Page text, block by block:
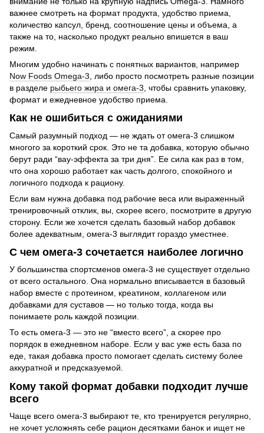
важнее смотреть на формат продукта, удобство приема,
количество капсул, бренд, соотношение цены и объема, а
также на то, насколько продукт реально впишется в ваш
режим.
Многим удобно начинать с понятных вариантов, например
Now Foods Omega-3, либо просто посмотреть разные позиции
в разделе рыбьего жира и омега-3, чтобы сравнить упаковку,
формат и ежедневное удобство приема.
Как не ошибиться с ожиданиями
Самый разумный подход — не ждать от омега-3 слишком
многого за короткий срок. Это не та добавка, которую обычно
берут ради “вау-эффекта за три дня”. Ее сила как раз в том,
что она хорошо работает как часть долгого, спокойного и
логичного подхода к рациону.
Если вам нужна добавка под рабочие веса или выраженный
тренировочный отклик, вы, скорее всего, посмотрите в другую
сторону. Если же хочется сделать базовый набор добавок
более адекватным, омега-3 выглядит гораздо уместнее.
С чем омега-3 сочетается наиболее логично
У большинства спортсменов омега-3 не существует отдельно
от всего остального. Она нормально вписывается в базовый
набор вместе с протеином, креатином, коллагеном или
добавками для суставов — но только тогда, когда вы
понимаете роль каждой позиции.
То есть омега-3 — это не “вместо всего”, а скорее про
порядок в ежедневном наборе. Если у вас уже есть база по
еде, такая добавка просто помогает сделать систему более
аккуратной и предсказуемой.
Кому такой формат добавки подходит лучше
всего
Чаще всего омега-3 выбирают те, кто тренируется регулярно,
не хочет усложнять себе рацион десятками банок и ищет не